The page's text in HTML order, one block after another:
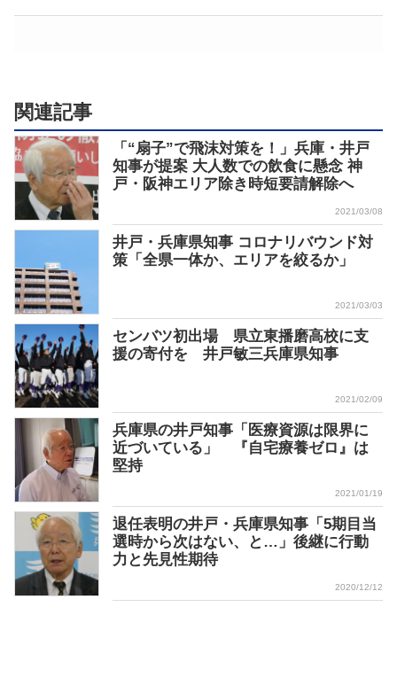
関連記事
「“扇子”で飛沫対策を！」兵庫・井戸
知事が提案 大人数での飲食に懸念 神
戸・阪神エリア除き時短要請解除へ
2021/03/08
井戸・兵庫県知事 コロナリバウンド対
策「全県一体か、エリアを絞るか」
2021/03/03
センバツ初出場 県立東播磨高校に支
援の寄付を 井戸敏三兵庫県知事
2021/02/09
兵庫県の井戸知事「医療資源は限界に
近づいている」 『自宅療養ゼロ』は
堅持
2021/01/19
退任表明の井戸・兵庫県知事「5期目当
選時から次はない、と…」後継に行動
力と先見性期待
2020/12/12